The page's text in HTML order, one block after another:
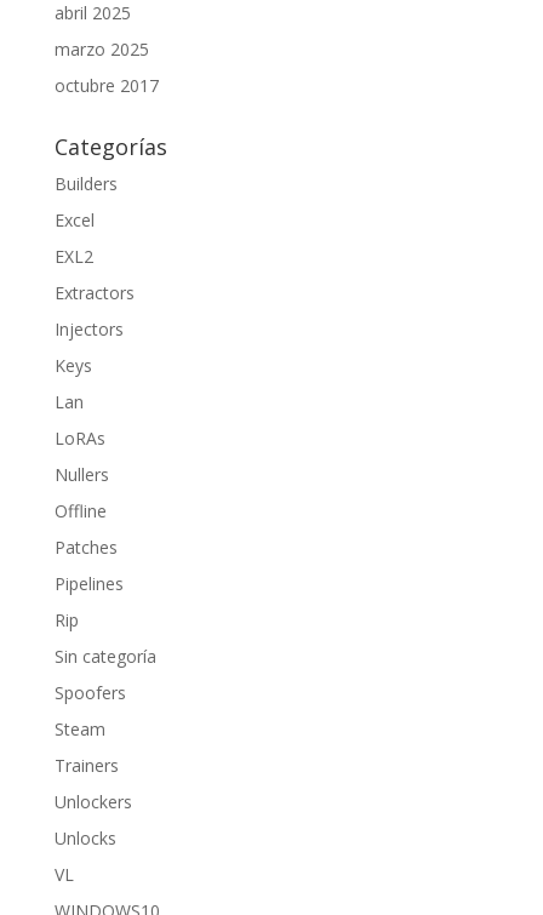
abril 2025
marzo 2025
octubre 2017
Categorías
Builders
Excel
EXL2
Extractors
Injectors
Keys
Lan
LoRAs
Nullers
Offline
Patches
Pipelines
Rip
Sin categoría
Spoofers
Steam
Trainers
Unlockers
Unlocks
VL